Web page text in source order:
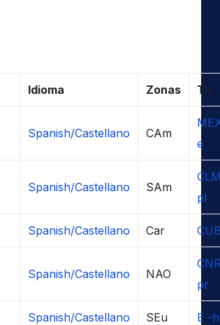
Idioma Zonas Tx
Spanish/Castellano CAm
e
Spanish/Castellano SAm
CLM-
pl
Spanish/Castellano Car CUB
Spanish/Castellano NAO
CNR-
pr
Spanish/Castellano SEu E -